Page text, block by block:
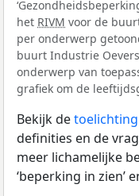
het RIVM voor de
per onderwerp
buurt Industrie
onderwerp van
grafiek om de
Bekijk detoelichting
definities en de
meer lichamelijke
‘beperking in zien’